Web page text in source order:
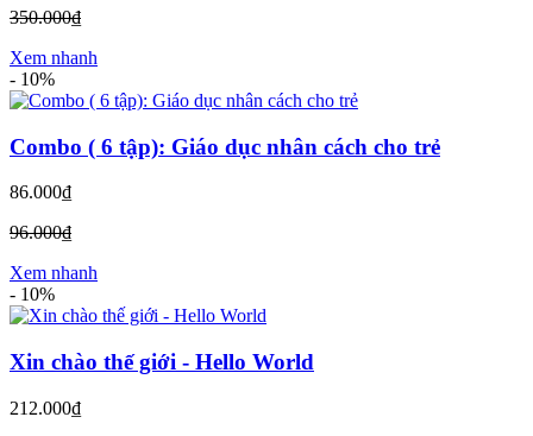
350.000₫
Xem nhanh
- 10%
Combo ( 6 tập): Giáo dục nhân cách cho trẻ
86.000₫
96.000₫
Xem nhanh
- 10%
Xin chào thế giới - Hello World
212.000₫